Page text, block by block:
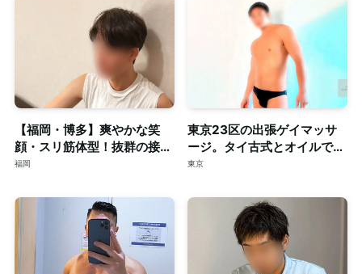
【福岡・博多】爽やかな笑
顔・スリ筋体型！抜群の接客
力も併せ持つイケメンセラピ
福岡
東京23区の出張ゲイマッサ
ージ。タイ古式とオイルで心
身を深く整える至福のリラク
東京